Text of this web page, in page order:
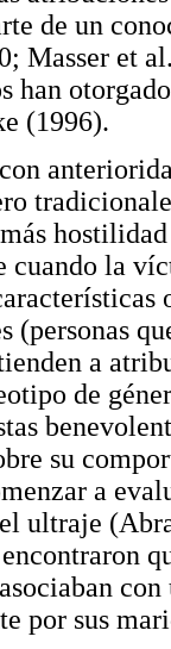
de un
Masser et
han
(1996).
cuando la
(personas
a
de
su
a
ultraje
por sus